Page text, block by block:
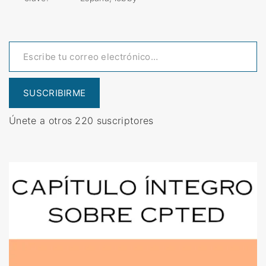
)
»
y
d
e
c
r
i
ó
o
Escribe tu correo electrónico…
SUSCRIBIRME
Únete a otros 220 suscriptores